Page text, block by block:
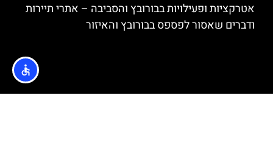
אטרקציות ופעילויות בבורובץ והסביבה – אתרי תיירות
ודברים שאסור לפספס בבורובץ והאיזור